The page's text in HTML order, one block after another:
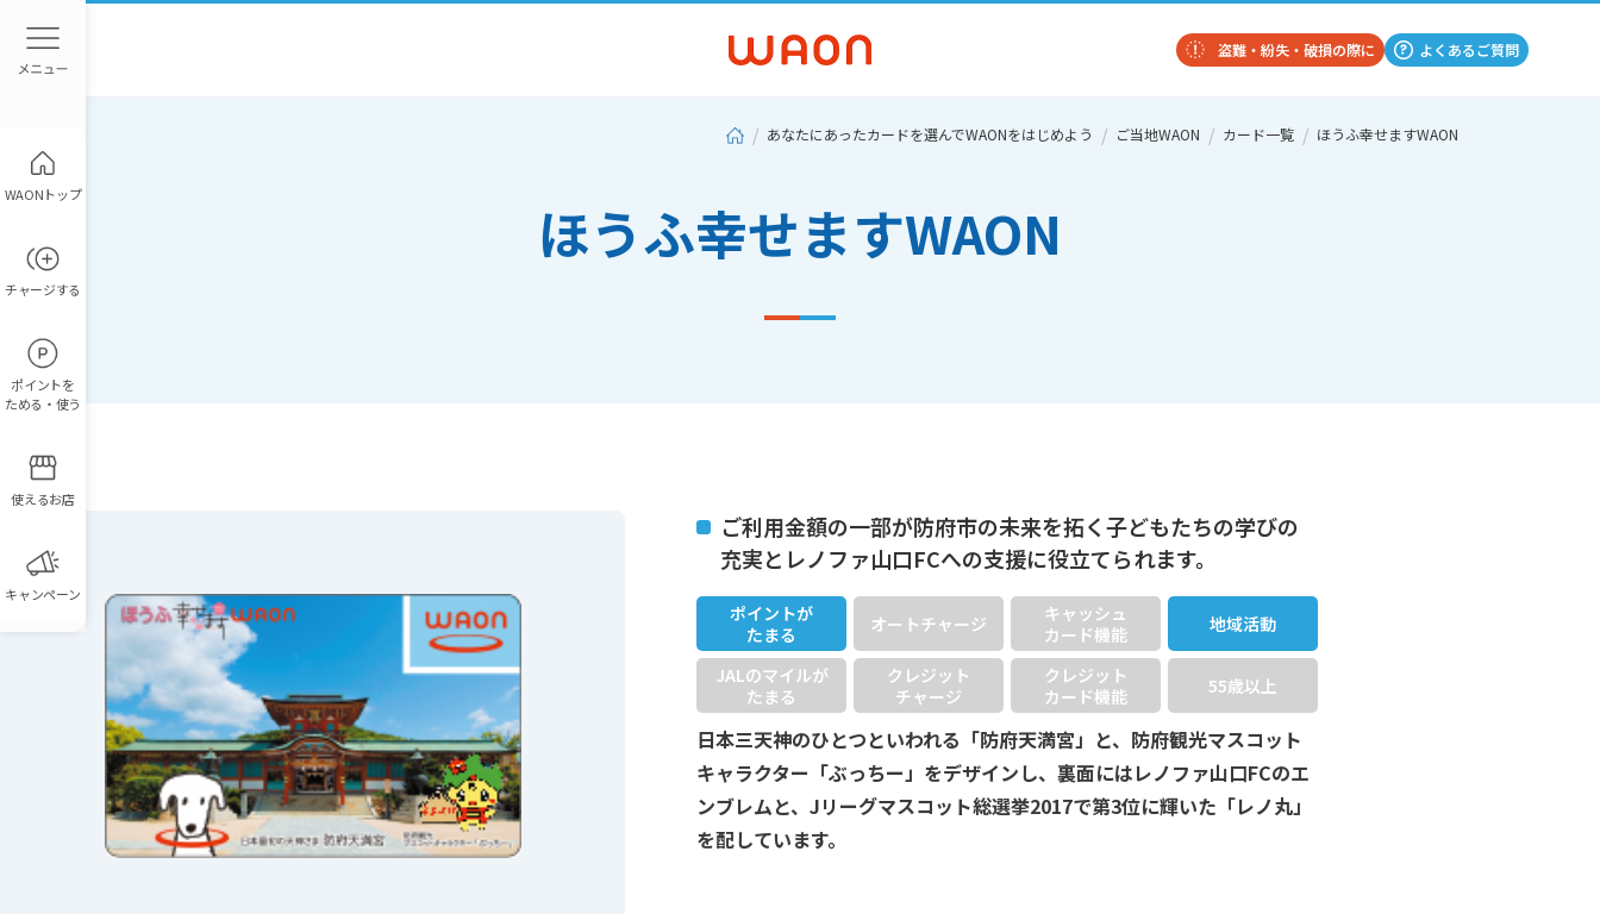
WAONトップ
チャージする
ポイントを
ためる・使う
使えるお店
キャンペーン
盗難・紛失・破損の際に よくあるご質問
あなたにあったカードを選んでWAONをはじめよう ご当地WAON カード一覧 ほうふ幸せますWAON
ほうふ幸せますWAON
ご利用金額の一部が防府市の未来を拓く子どもたちの学びの
充実とレノファ山口FCへの支援に役立てられます。
ポイントが
たまる
オートチャージ
キャッシュ
カード機能
地域活動
JALのマイルが
たまる
クレジット
チャージ
クレジット
カード機能
55歳以上
日本三天神のひとつといわれる「防府天満宮」と、防府観光マスコット
キャラクター「ぶっちー」をデザインし、裏面にはレノファ山口FCのエ
ンブレムと、Jリーグマスコット総選挙2017で第3位に輝いた「レノ丸」
を配しています。